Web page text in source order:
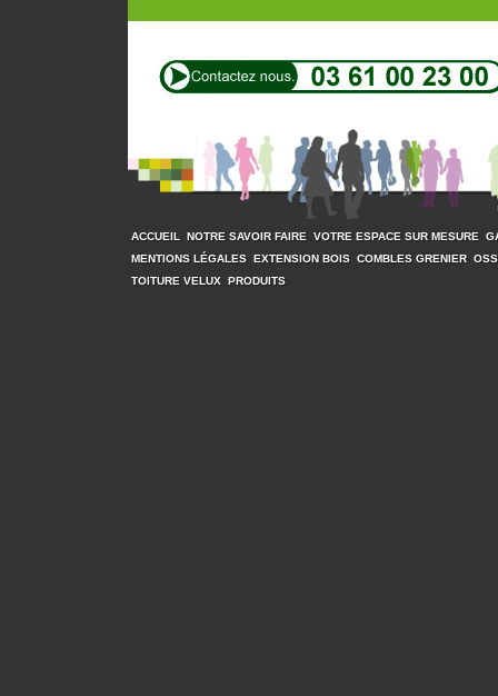
ACCUEIL NOTRE SAVOIR FAIRE VOTRE ESPACE SUR MESURE
MENTIONS LÉGALES EXTENSION BOIS COMBLES GRENIER
TOITURE VELUX PRODUITS